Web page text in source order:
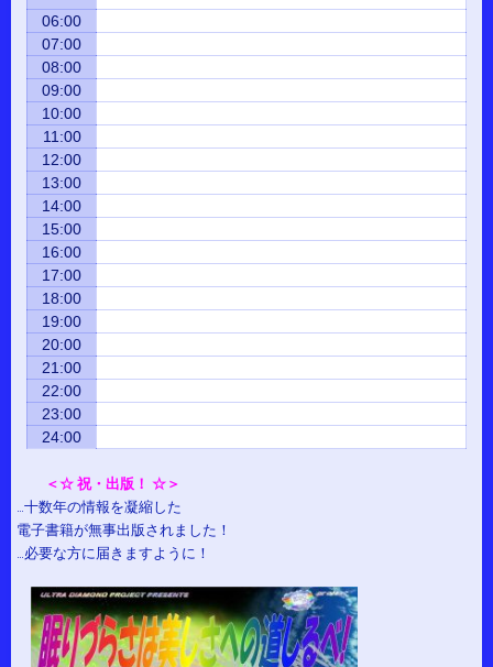
06:00
07:00
08:00
09:00
10:00
11:00
12:00
13:00
14:00
15:00
16:00
17:00
18:00
19:00
20:00
21:00
22:00
23:00
24:00
＜☆ 祝・出版！ ☆＞
…十数年の情報を凝縮した
電子書籍が無事出版されました！
…必要な方に届きますように！